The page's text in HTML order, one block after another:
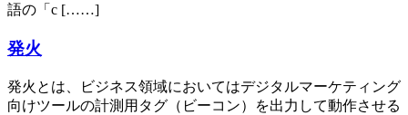
語の「c [……]
発火
発火とは、ビジネス領域においてはデジタルマーケティング
向けツールの計測用タグ（ビーコン）を出力して動作させる